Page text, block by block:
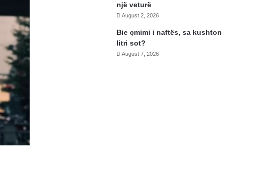
një veturë
August 2, 2026
Bie çmimi i naftës, sa kushton
litri sot?
August 7, 2026